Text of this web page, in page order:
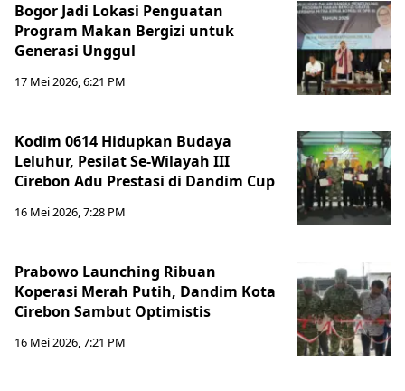
Bogor Jadi Lokasi Penguatan
Program Makan Bergizi untuk
Generasi Unggul
17 Mei 2026, 6:21 PM
Kodim 0614 Hidupkan Budaya
Leluhur, Pesilat Se-Wilayah III
Cirebon Adu Prestasi di Dandim Cup
16 Mei 2026, 7:28 PM
Prabowo Launching Ribuan
Koperasi Merah Putih, Dandim Kota
Cirebon Sambut Optimistis
16 Mei 2026, 7:21 PM